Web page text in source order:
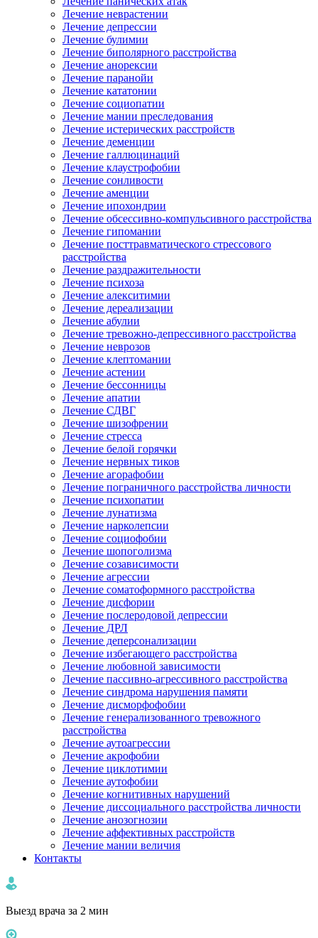
Лечение неврастении
Лечение депрессии
Лечение булимии
Лечение биполярного расстройства
Лечение анорексии
Лечение паранойи
Лечение кататонии
Лечение социопатии
Лечение мании преследования
Лечение истерических расстройств
Лечение деменции
Лечение галлюцинаций
Лечение клаустрофобии
Лечение сонливости
Лечение аменции
Лечение ипохондрии
Лечение обсессивно-компульсивного расстройства
Лечение гипомании
Лечение посттравматического стрессового
расстройства
Лечение раздражительности
Лечение психоза
Лечение алекситимии
Лечение дереализации
Лечение абулии
Лечение тревожно-депрессивного расстройства
Лечение неврозов
Лечение клептомании
Лечение астении
Лечение бессонницы
Лечение апатии
Лечение СДВГ
Лечение шизофрении
Лечение стресса
Лечение белой горячки
Лечение нервных тиков
Лечение агорафобии
Лечение пограничного расстройства личности
Лечение психопатии
Лечение лунатизма
Лечение нарколепсии
Лечение социофобии
Лечение шопоголизма
Лечение созависимости
Лечение агрессии
Лечение соматоформного расстройства
Лечение дисфории
Лечение послеродовой депрессии
Лечение ДРЛ
Лечение деперсонализации
Лечение избегающего расстройства
Лечение любовной зависимости
Лечение пассивно-агрессивного расстройства
Лечение синдрома нарушения памяти
Лечение дисморфофобии
Лечение генерализованного тревожного
расстройства
Лечение аутоагрессии
Лечение акрофобии
Лечение циклотимии
Лечение аутофобии
Лечение когнитивных нарушений
Лечение диссоциального расстройства личности
Лечение анозогнозии
Лечение аффективных расстройств
Лечение мании величия
Контакты
Выезд врача за 2 мин